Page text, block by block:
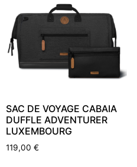
SAC DE VOYAGE CABAIA
DUFFLE ADVENTURER
LUXEMBOURG
119,00 €